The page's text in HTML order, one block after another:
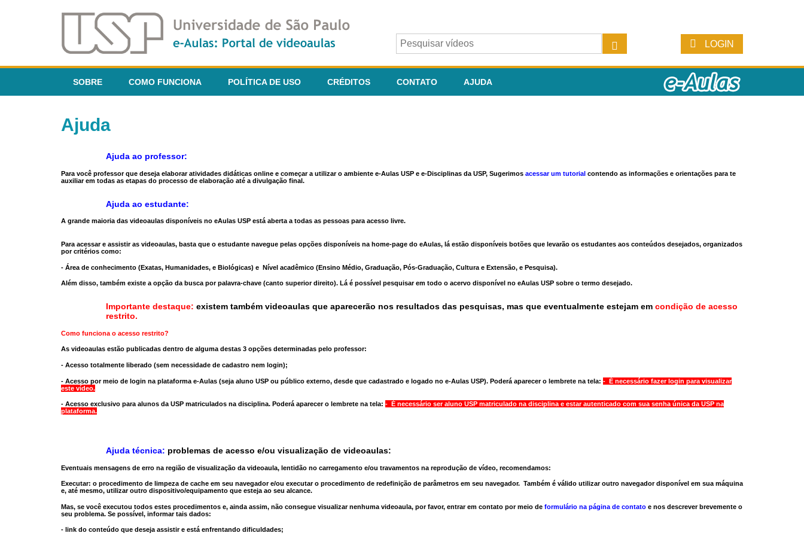
LOGIN
SOBRE COMO FUNCIONA POLÍTICA DE USO CRÉDITOS CONTATO AJUDA
Ajuda
Ajuda ao professor:
Para você professor que deseja elaborar atividades didáticas online e começar a utilizar o ambiente e-Aulas USP e e-Disciplinas da USP, Sugerimos acessar um tutorial contendo as informações e orientações para te
auxiliar em todas as etapas do processo de elaboração até a divulgação final.
Ajuda ao estudante:
A grande maioria das videoaulas disponíveis no eAulas USP está aberta a todas as pessoas para acesso livre.
Para acessar e assistir as videoaulas, basta que o estudante navegue pelas opções disponíveis na home-page do eAulas, lá estão disponíveis botões que levarão os estudantes aos conteúdos desejados, organizados
por critérios como:
- Área de conhecimento (Exatas, Humanidades, e Biológicas) e Nível acadêmico (Ensino Médio, Graduação, Pós-Graduação, Cultura e Extensão, e Pesquisa).
Além disso, também existe a opção da busca por palavra-chave (canto superior direito). Lá é possível pesquisar em todo o acervo disponível no eAulas USP sobre o termo desejado.
Importante destaque: existem também videoaulas que aparecerão nos resultados das pesquisas, mas que eventualmente estejam em condição de acesso
restrito.
Como funciona o acesso restrito?
As videoaulas estão publicadas dentro de alguma destas 3 opções determinadas pelo professor:
- Acesso totalmente liberado (sem necessidade de cadastro nem login);
- Acesso por meio de login na plataforma e-Aulas (seja aluno USP ou público externo, desde que cadastrado e logado no e-Aulas USP). Poderá aparecer o lembrete na tela: - É necessário fazer login para visualizar
este vídeo.
- Acesso exclusivo para alunos da USP matriculados na disciplina. Poderá aparecer o lembrete na tela: - É necessário ser aluno USP matriculado na disciplina e estar autenticado com sua senha única da USP na
plataforma.
Ajuda técnica: problemas de acesso e/ou visualização de videoaulas:
Eventuais mensagens de erro na região de visualização da videoaula, lentidão no carregamento e/ou travamentos na reprodução de vídeo, recomendamos:
Executar: o procedimento de limpeza de cache em seu navegador e/ou executar o procedimento de redefinição de parâmetros em seu navegador. Também é válido utilizar outro navegadordisponível em sua máquina
e, até mesmo, utilizar outro dispositivo/equipamento que esteja ao seu alcance.
Mas, se você executou todos estes procedimentos e, ainda assim, não consegue visualizar nenhuma videoaula, por favor, entrar em contato por meio de formulário na página de contato e nos descrever brevemente o
seu problema. Se possível, informar tais dados:
- link do conteúdo que deseja assistir e está enfrentando dificuldades;